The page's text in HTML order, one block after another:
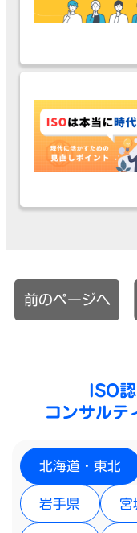
前のページへ
ISO
コンサルテ
北海道・東北
岩手県 宮